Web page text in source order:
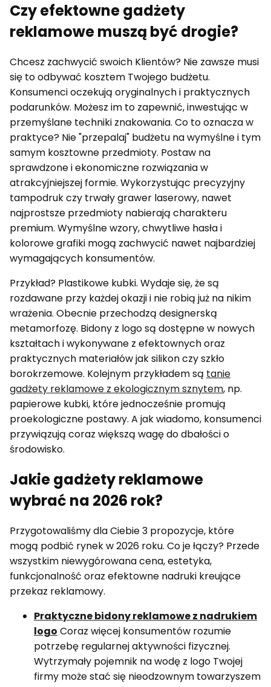
Czy efektowne gadżety
reklamowe muszą być drogie?
Chcesz zachwycić swoich Klientów? Nie zawsze musi
się to odbywać kosztem Twojego budżetu.
Konsumenci oczekują oryginalnych i praktycznych
podarunków. Możesz im to zapewnić, inwestując w
przemyślane techniki znakowania. Co to oznacza w
praktyce? Nie "przepalaj" budżetu na wymyślne i tym
samym kosztowne przedmioty. Postaw na
sprawdzone i ekonomiczne rozwiązania w
atrakcyjniejszej formie. Wykorzystując precyzyjny
tampodruk czy trwały grawer laserowy, nawet
najprostsze przedmioty nabierają charakteru
premium. Wymyślne wzory, chwytliwe hasła i
kolorowe grafiki mogą zachwycić nawet najbardziej
wymagających konsumentów.
Przykład? Plastikowe kubki. Wydaje się, że są
rozdawane przy każdej okazji i nie robią już na nikim
wrażenia. Obecnie przechodzą designerską
metamorfozę. Bidony z logo są dostępne w nowych
kształtach i wykonywane z efektownych oraz
praktycznych materiałów jak silikon czy szkło
borokrzemowe. Kolejnym przykładem są tanie
gadżety reklamowe z ekologicznym sznytem, np.
papierowe kubki, które jednocześnie promują
proekologiczne postawy. A jak wiadomo, konsumenci
przywiązują coraz większą wagę do dbałości o
środowisko.
Jakie gadżety reklamowe
wybrać na 2026 rok?
Przygotowaliśmy dla Ciebie 3 propozycje, które
mogą podbić rynek w 2026 roku. Co je łączy? Przede
wszystkim niewygórowana cena, estetyka,
funkcjonalność oraz efektowne nadruki kreujące
przekaz reklamowy.
Praktyczne bidony reklamowe z nadrukiem
logo Coraz więcej konsumentów rozumie
potrzebę regularnej aktywności fizycznej.
Wytrzymały pojemnik na wodę z logo Twojej
firmy może stać się nieodzownym towarzyszem